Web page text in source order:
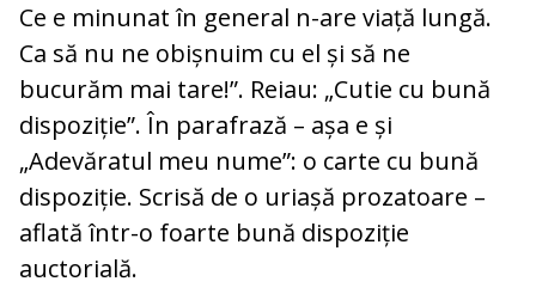
Ce e minunat în general n-are viață lungă.
Ca să nu ne obișnuim cu el și să ne
bucurăm mai tare!”. Reiau: „Cutie cu bună
dispoziție”. În parafrază – așa e și
„Adevăratul meu nume”: o carte cu bună
dispoziție. Scrisă de o uriașă prozatoare –
aflată într-o foarte bună dispoziție
auctorială.